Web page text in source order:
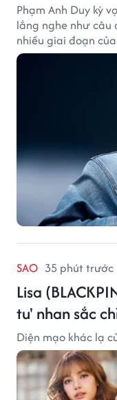
Phạm Anh Duy kỳ
lắng nghe như câu
nhiều giai đoạn
SAO 35 phút trước
Lisa
tu' nhan sắc
Diện mạo khác lạ